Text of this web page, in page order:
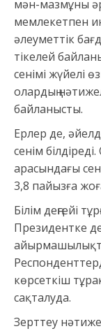
мән-мазмұны
мемлекетпен
әлеуметтік
тікелей
сенімі жүйелі
олардың
байланысты.
Ерлер де,
сенім
арасындағы
3,8 пайызға
Білім деңгейі
Президентке
көрсеткіш
сақталуда.
Зерттеу